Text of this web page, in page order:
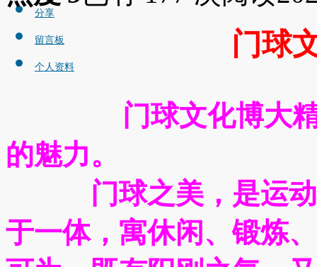
分享
留言板
个人资料
门球
门球文化博大
的魅力。
门球之美，是运动
于一体，寓休闲、锻炼